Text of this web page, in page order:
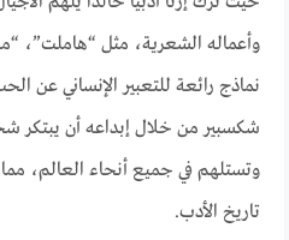
وأعماله الشعرية، مثل “هاملت”،
نماذج رائعة للتعبير الإنساني عن
شكسبير من خلال إبداعه أن
وتستلهم في جميع أنحاء العالم،
تاريخ الأدب.